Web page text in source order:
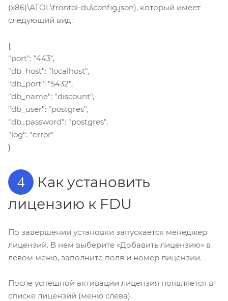
(x86)\ATOL\frontol-du\config.json), который имеет
следующий вид:
{
"port": "443",
"db_host": "localhost",
"db_port": "5432",
"db_name": "discount",
"db_user": "postgres",
"db_password": "postgres",
"log": "error"
}
4
Как установить
лицензию к FDU
По завершении установки запускается менеджер
лицензий. В нем выберите «Добавить лицензию» в
левом меню, заполните поля и номер лицензии.
После успешной активации лицензия появляется в
списке лицензий (меню слева).